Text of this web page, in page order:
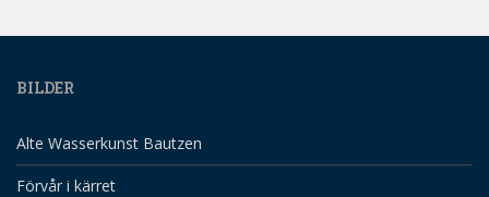
BILDER
Alte Wasserkunst Bautzen
Förvår i kärret